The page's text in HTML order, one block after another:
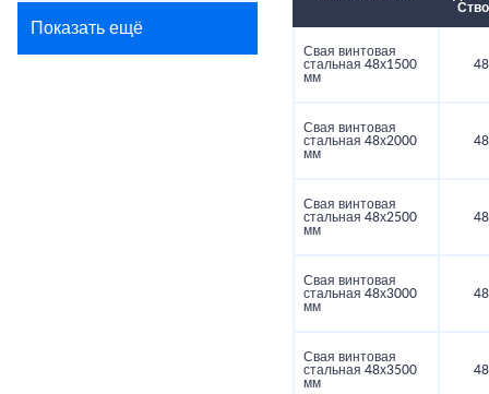
Показать ещё
Свая винтовая
стальная 48х1500
мм
48
Свая винтовая
стальная 48х2000
мм
48
Свая винтовая
стальная 48х2500
мм
48
Свая винтовая
стальная 48х3000
мм
48
Свая винтовая
стальная 48х3500
мм
48